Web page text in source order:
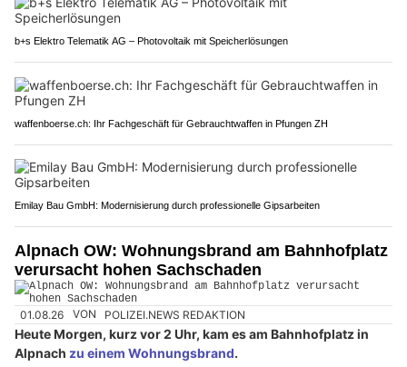
b+s Elektro Telematik AG – Photovoltaik mit Speicherlösungen
waffenboerse.ch: Ihr Fachgeschäft für Gebrauchtwaffen in Pfungen ZH
Emilay Bau GmbH: Modernisierung durch professionelle Gipsarbeiten
Alpnach OW: Wohnungsbrand am Bahnhofplatz
verursacht hohen Sachschaden
01.08.26 VON POLIZEI.NEWS REDAKTION
Heute Morgen, kurz vor 2 Uhr, kam es am Bahnhofplatz in
Alpnach zu einem Wohnungsbrand.